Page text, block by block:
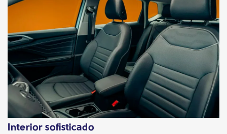
Interior sofisticado